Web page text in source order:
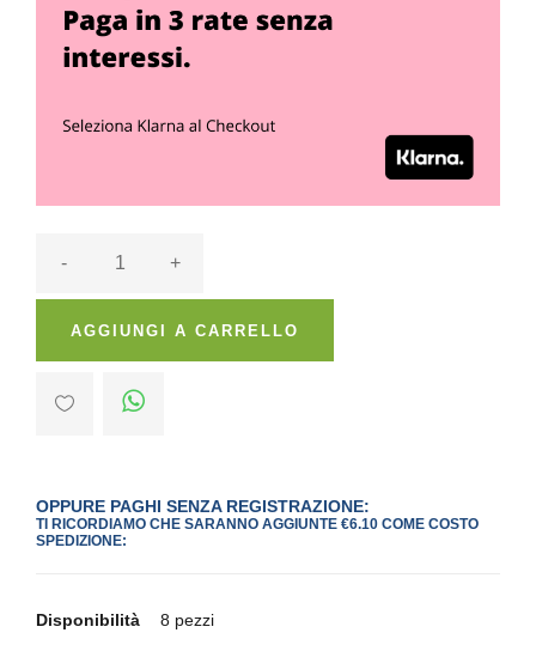
- +
AGGIUNGI A CARRELLO
OPPURE PAGHI SENZA REGISTRAZIONE:
TI RICORDIAMO CHE SARANNO AGGIUNTE €6.10 COME COSTO
SPEDIZIONE:
Disponibilità 8 pezzi